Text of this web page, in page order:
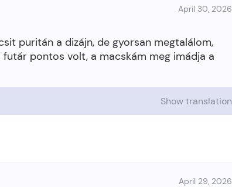
April 30, 2026
puritán a dizájn, de gyorsan megtalálom,
pontos volt, a macskám meg imádja a
Show translation
April 29, 2026